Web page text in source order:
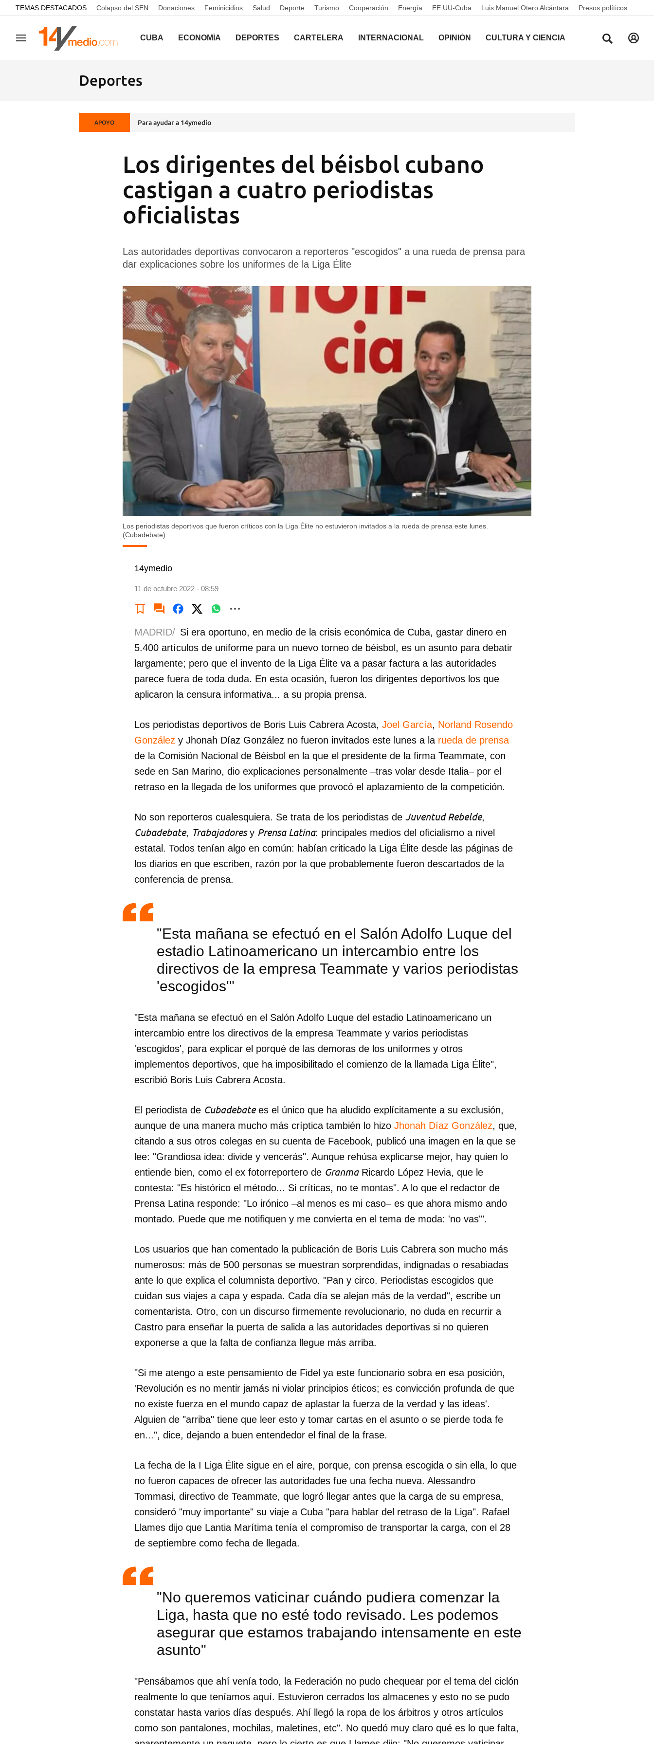
common.go-to-content
TEMAS DESTACADOS Colapso del SEN Donaciones Feminicidios Salud Deporte Turismo Cooperación Energía EE UU-Cuba Luis Manuel Otero Alcántara Presos políticos
Navegación CUBA ECONOMÍA DEPORTES CARTELERA INTERNACIONAL OPINIÓN CULTURA Y CIENCIA
Deportes
APOYO Para ayudar a 14ymedio
Los dirigentes del béisbol cubano
castigan a cuatro periodistas
oficialistas
Las autoridades deportivas convocaron a reporteros "escogidos" a una rueda de prensa para
dar explicaciones sobre los uniformes de la Liga Élite
Los periodistas deportivos que fueron críticos con la Liga Élite no estuvieron invitados a la rueda de prensa este lunes.
(Cubadebate)
14ymedio
11 de octubre 2022 - 08:59
Guardar como favorito
Para poder guardar como favorito, primero has de iniciar sesión con tu
cuenta de 14ymedio.
INICIAR SESIÓN CANCELAR
MADRID/ Si era oportuno, en medio de la crisis económica de Cuba, gastar dinero en
5.400 artículos de uniforme para un nuevo torneo de béisbol, es un asunto para debatir
largamente; pero que el invento de la Liga Élite va a pasar factura a las autoridades
parece fuera de toda duda. En esta ocasión, fueron los dirigentes deportivos los que
aplicaron la censura informativa... a su propia prensa.
Los periodistas deportivos de Boris Luis Cabrera Acosta, Joel García, Norland Rosendo
González y Jhonah Díaz González no fueron invitados este lunes a la rueda de prensa
de la Comisión Nacional de Béisbol en la que el presidente de la firma Teammate, con
sede en San Marino, dio explicaciones personalmente –tras volar desde Italia– por el
retraso en la llegada de los uniformes que provocó el aplazamiento de la competición.
No son reporteros cualesquiera. Se trata de los periodistas de Juventud Rebelde,
Cubadebate, Trabajadoresy Prensa Latina: principales medios del oficialismo a nivel
estatal. Todos tenían algo en común: habían criticado la Liga Élite desde las páginas de
los diarios en que escriben, razón por la que probablemente fueron descartados de la
conferencia de prensa.
"Esta mañana se efectuó en el Salón Adolfo Luque del
estadio Latinoamericano un intercambio entre los
directivos de la empresa Teammate y varios periodistas
'escogidos'"
"Esta mañana se efectuó en el Salón Adolfo Luque del estadio Latinoamericano un
intercambio entre los directivos de la empresa Teammate y varios periodistas
'escogidos', para explicar el porqué de las demoras de los uniformes y otros
implementos deportivos, que ha imposibilitado el comienzo de la llamada Liga Élite",
escribió Boris Luis Cabrera Acosta.
El periodista de Cubadebatees el único que ha aludido explícitamente a su exclusión,
aunque de una manera mucho más críptica también lo hizo Jhonah Díaz González, que,
citando a sus otros colegas en su cuenta de Facebook, publicó una imagen en la que se
lee: "Grandiosa idea: divide y vencerás". Aunque rehúsa explicarse mejor, hay quien lo
entiende bien, como el ex fotorreportero de GranmaRicardo López Hevia, que le
contesta: "Es histórico el método... Si críticas, no te montas". A lo que el redactor de
Prensa Latina responde: "Lo irónico –al menos es mi caso– es que ahora mismo ando
montado. Puede que me notifiquen y me convierta en el tema de moda: 'no vas'".
Los usuarios que han comentado la publicación de Boris Luis Cabrera son mucho más
numerosos: más de 500 personas se muestran sorprendidas, indignadas o resabiadas
ante lo que explica el columnista deportivo. "Pan y circo. Periodistas escogidos que
cuidan sus viajes a capa y espada. Cada día se alejan más de la verdad", escribe un
comentarista. Otro, con un discurso firmemente revolucionario, no duda en recurrir a
Castro para enseñar la puerta de salida a las autoridades deportivas si no quieren
exponerse a que la falta de confianza llegue más arriba.
"Si me atengo a este pensamiento de Fidel ya este funcionario sobra en esa posición,
'Revolución es no mentir jamás ni violar principios éticos; es convicción profunda de que
no existe fuerza en el mundo capaz de aplastar la fuerza de la verdad y las ideas'.
Alguien de "arriba" tiene que leer esto y tomar cartas en el asunto o se pierde toda fe
en...", dice, dejando a buen entendedor el final de la frase.
La fecha de la I Liga Élite sigue en el aire, porque, con prensa escogida o sin ella, lo que
no fueron capaces de ofrecer las autoridades fue una fecha nueva. Alessandro
Tommasi, directivo de Teammate, que logró llegar antes que la carga de su empresa,
consideró "muy importante" su viaje a Cuba "para hablar del retraso de la Liga". Rafael
Llames dijo que Lantia Marítima tenía el compromiso de transportar la carga, con el 28
de septiembre como fecha de llegada.
"No queremos vaticinar cuándo pudiera comenzar la
Liga, hasta que no esté todo revisado. Les podemos
asegurar que estamos trabajando intensamente en este
asunto"
"Pensábamos que ahí venía todo, la Federación no pudo chequear por el tema del ciclón
realmente lo que teníamos aquí. Estuvieron cerrados los almacenes y esto no se pudo
constatar hasta varios días después. Ahí llegó la ropa de los árbitros y otros artículos
como son pantalones, mochilas, maletines, etc". No quedó muy claro qué es lo que falta,